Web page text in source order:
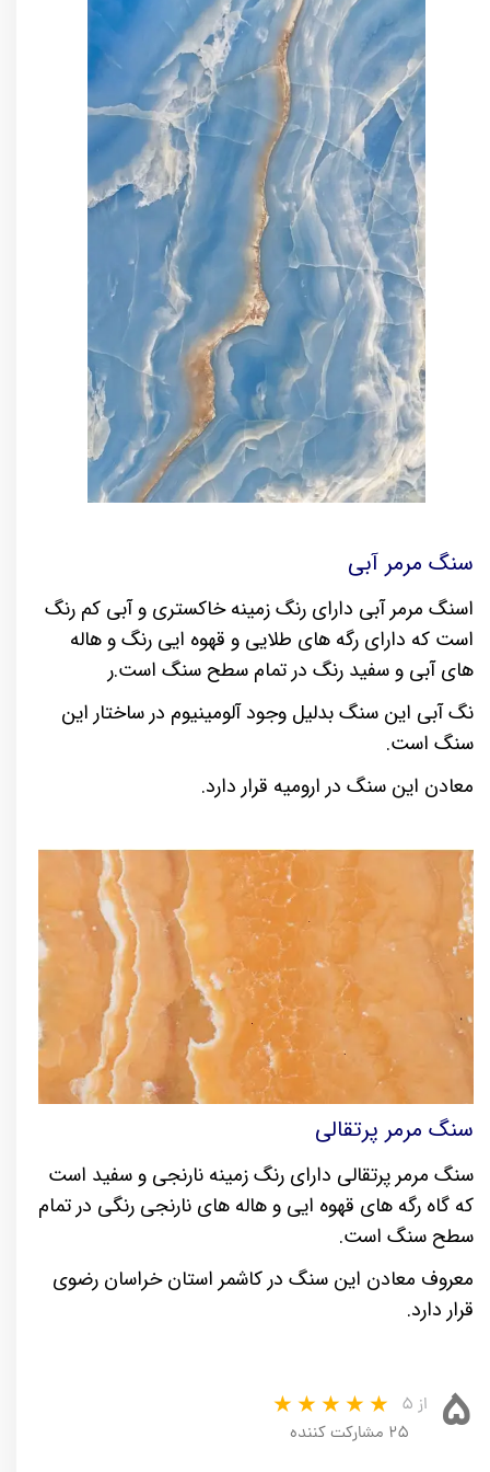
سنگ مرمر آبی
اسنگ مرمر آبی دارای رنگ زمینه خاکستری و آبی کم رنگ
است که دارای رگه های طلایی و قهوه ایی رنگ و هاله
های آبی و سفید رنگ در تمام سطح سنگ است.ر
نگ آبی این سنگ بدلیل وجود آلومینیوم در ساختار این
سنگ است.
معادن این سنگ در ارومیه قرار دارد.
سنگ مرمر پرتقالی
سنگ مرمر پرتقالی دارای رنگ زمینه نارنجی و سفید است
که گاه رگه های قهوه ایی و هاله های نارنجی رنگی در تمام
سطح سنگ است.
معروف معادن این سنگ در کاشمر استان خراسان رضوی
قرار دارد.
۵
از ۵
۲۵ مشارکت کننده